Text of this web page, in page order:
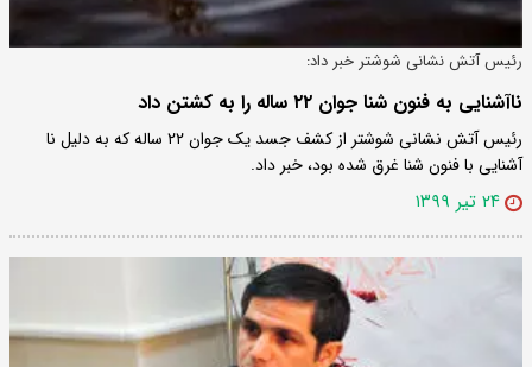
رئیس آتش نشانی شوشتر خبر داد:
ناآشنایی به فنون شنا جوان ۲۲ ساله را به کشتن داد
رئیس آتش نشانی شوشتر از کشف جسد یک جوان ۲۲ ساله که به دلیل نا
آشنایی با فنون شنا غرق شده بود، خبر داد.
۲۴ تیر ۱۳۹۹